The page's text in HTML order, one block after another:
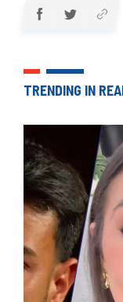
TRENDING IN